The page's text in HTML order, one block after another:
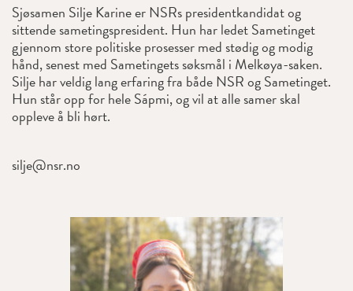
Sjøsamen Silje Karine er NSRs presidentkandidat og
sittende sametingspresident. Hun har ledet Sametinget
gjennom store politiske prosesser med stødig og modig
hånd, senest med Sametingets søksmål i Melkøya-saken.
Silje har veldig lang erfaring fra både NSR og Sametinget.
Hun står opp for hele Sápmi, og vil at alle samer skal
oppleve å bli hørt.
silje@nsr.no